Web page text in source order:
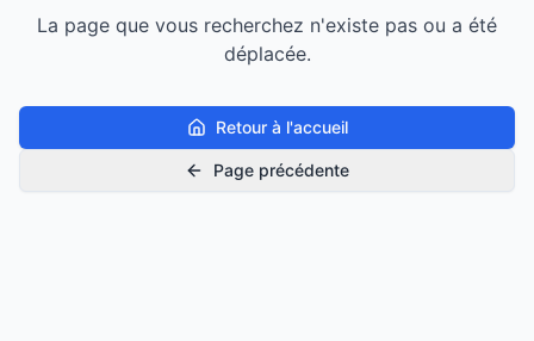
La page que vous recherchez n'existe pas ou a été
déplacée.
Retour à l'accueil
Page précédente